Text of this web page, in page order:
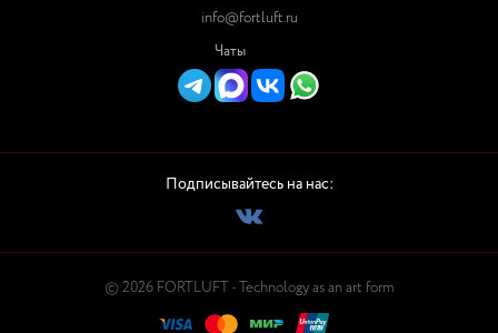
info@fortluft.ru
Чаты
Подписывайтесь на нас:
© 2026 FORTLUFT - Technology as an art form